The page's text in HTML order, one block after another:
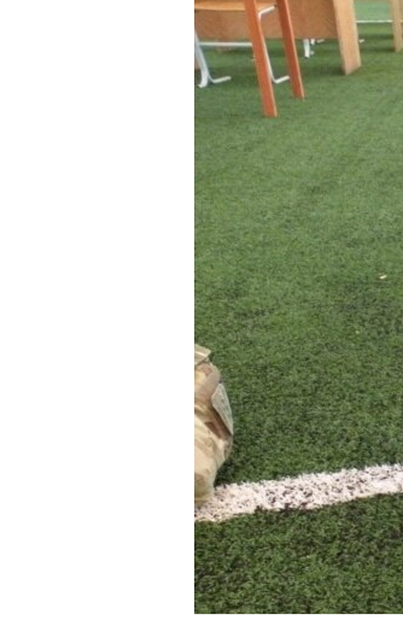
УКРАЇНСЬКА ПРОБЛЕМА КРИМУ